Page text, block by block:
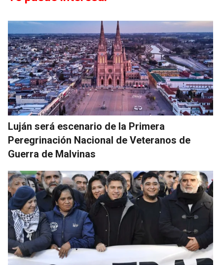
Luján será escenario de la Primera
Peregrinación Nacional de Veteranos de
Guerra de Malvinas